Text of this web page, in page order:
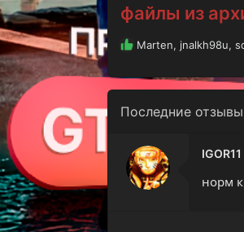
файлы из
Р
к
и
:
Marten, jnalkh98u,
Последние отзывы
IGOR11
норм